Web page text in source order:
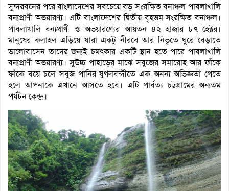
সুন্দরবনের পরে বাংলাদেশের সবচেয়ে বড় সংরক্ষিত বনাঞ্চল পাবলাখালি
বন্যপ্রাণী অভয়ারণ্য। এটি বাংলাদেশের দ্বিতীয় বৃহত্তম সংরক্ষিত বনাঞ্চল।
পাবলাখালি বন্যপ্রাণী ও অভয়ারণ্যের আয়তন ৪২ হাজার ৮৭ হেক্টর।
মানুষের কলাহল এড়িয়ে যারা একটু নীরবে আর নিভৃতে ঘুরে বেড়াতে
ভালোবাসেন তাদের জন্যই চমৎকার একটি স্থান হতে পারে পাবলাখালি
বন্যপ্রাণী অভয়ারণ্য। সুউচ্চ পাহাড়ের মাঝে সবুজের সমারোহ আর ফাঁকে
ফাঁকে বয়ে চলে সবুজ পানির যুগলবন্দীতে এক অনন্য অভিজ্ঞতা পেতে
হলে আপনাকে এখানে আসতে হবে। এটি পার্বত্য চট্টগ্রামের অন্যতম
পর্যটন কেন্দ্র।